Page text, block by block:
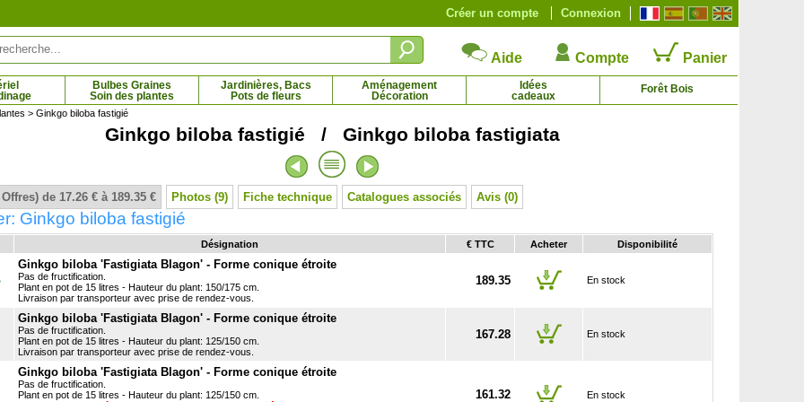
Connexion
Créer un compte
Aide Compte Panier
Bulbes Graines
Soin des plantes
Jardinières, Bacs
Pots de fleurs
Aménagement
Décoration
Idées
cadeaux
Forêt Bois
> Ginkgo biloba fastigié
Ginkgo biloba fastigié / Ginkgo biloba fastigiata
de 17.26 € à 189.35 € Photos (9) Fiche technique Catalogues associés Avis (0)
Ginkgo biloba fastigié
Désignation € TTC Acheter Disponibilité
Ginkgo biloba 'Fastigiata Blagon' - Forme conique étroite
Pas de fructification.
Plant en pot de 15 litres - Hauteur du plant: 150/175 cm.
Livraison par transporteur avec prise de rendez-vous.
189.35 En stock
Ginkgo biloba 'Fastigiata Blagon' - Forme conique étroite
Pas de fructification.
Plant en pot de 15 litres - Hauteur du plant: 125/150 cm.
Livraison par transporteur avec prise de rendez-vous.
167.28 En stock
Ginkgo biloba 'Fastigiata Blagon' - Forme conique étroite
Pas de fructification.
Plant en pot de 15 litres - Hauteur du plant: 125/150 cm.
161.32 En stock